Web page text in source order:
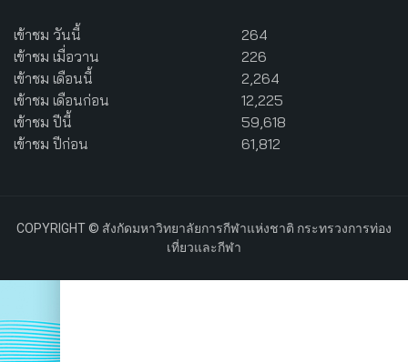
เข้าชม วันนี้
264
เข้าชม เมื่อวาน
226
เข้าชม เดือนนี้
2,264
เข้าชม เดือนก่อน
12,225
เข้าชม ปีนี้
59,618
เข้าชม ปีก่อน
61,812
COPYRIGHT © สังกัดมหาวิทยาลัยการกีฬาแห่งชาติ กระทรวงการท่อง
เที่ยวและกีฬา